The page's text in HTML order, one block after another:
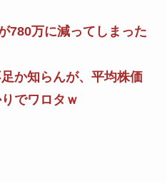
780万に減ってしまった
か知らんが、平均株価
でワロタｗ